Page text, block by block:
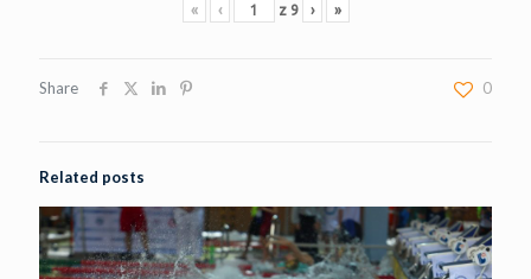
« ‹ z 9 › »
Share 0
Related posts